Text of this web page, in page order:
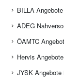
BILLA
ADEG
ÖAMTC
Hervis
JYSK